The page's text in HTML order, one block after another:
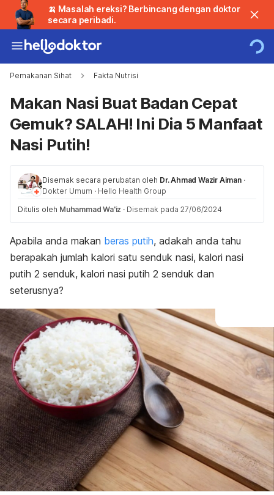
🍌 Masalah ereksi? Berbincang dengan doktor
secara peribadi.
Pemakanan Sihat Fakta Nutrisi
Makan Nasi Buat Badan Cepat
Gemuk? SALAH! Ini Dia 5 Manfaat
Nasi Putih!
Disemak secara perubatan oleh Dr. Ahmad Wazir Aiman ·
Dokter Umum · Hello Health Group
Ditulis oleh Muhammad Wa'iz · Disemak pada 27/06/2024
Apabila anda makan beras putih, adakah anda tahu
berapakah jumlah kalori satu senduk nasi, kalori nasi
putih 2 senduk, kalori nasi putih 2 senduk dan
seterusnya?